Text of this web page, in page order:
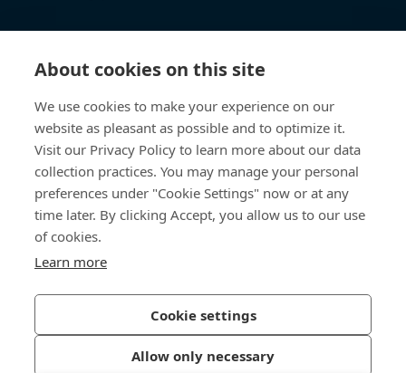
About cookies on this site
We use cookies to make your experience on our
website as pleasant as possible and to optimize it.
Visit our Privacy Policy to learn more about our data
collection practices. You may manage your personal
preferences under "Cookie Settings" now or at any
time later. By clicking Accept, you allow us to our use
of cookies.
Learn more
Cookie settings
Allow only necessary
Kunnskapshub
Om oss
Bossard Norway
Borggata 1
0650 Oslo